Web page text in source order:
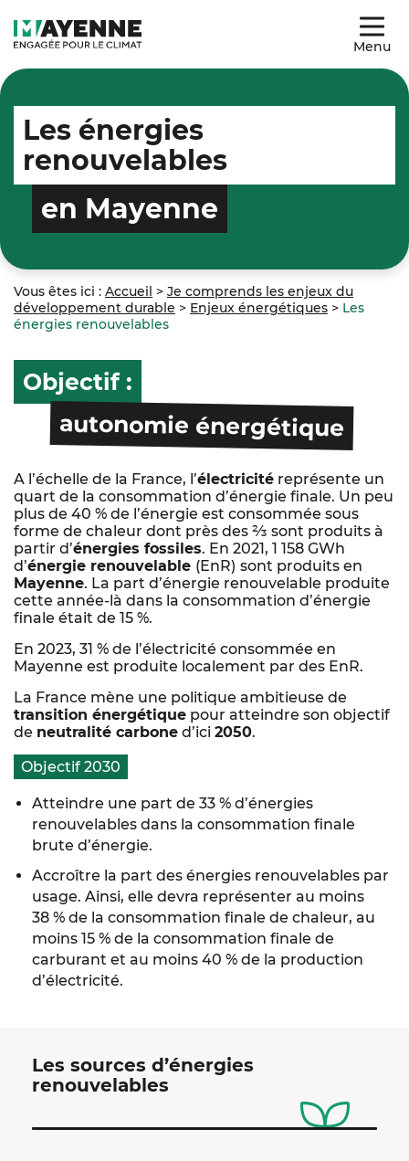
Menu
Les énergies
renouvelables
en Mayenne
Vous êtes ici : Accueil > Je comprends les enjeux du
développement durable > Enjeux énergétiques > Les
énergies renouvelables
Objectif :
autonomie énergétique
A l’échelle de la France, l’électricité représente un
quart de la consommation d’énergie finale. Un peu
plus de 40 % de l’énergie est consommée sous
forme de chaleur dont près des ⅔ sont produits à
partir d’énergies fossiles. En 2021, 1 158 GWh
d’énergie renouvelable (EnR) sont produits en
Mayenne. La part d’énergie renouvelable produite
cette année-là dans la consommation d’énergie
finale était de 15 %.
En 2023, 31 % de l’électricité consommée en
Mayenne est produite localement par des EnR.
La France mène une politique ambitieuse de
transition énergétique pour atteindre son objectif
de neutralité carbone d’ici 2050.
Objectif 2030
Atteindre une part de 33 % d’énergies
renouvelables dans la consommation finale
brute d’énergie.
Accroître la part des énergies renouvelables par
usage. Ainsi, elle devra représenter au moins
38 % de la consommation finale de chaleur, au
moins 15 % de la consommation finale de
carburant et au moins 40 % de la production
d’électricité.
Les sources d’énergies
renouvelables